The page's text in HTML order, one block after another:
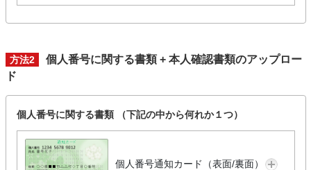
方法2
個人番号に関する書類 + 本人確認書類のアップロー
ド
個人番号に関する書類 （下記の中から何れか１つ）
個人番号通知カード（表面/裏面）